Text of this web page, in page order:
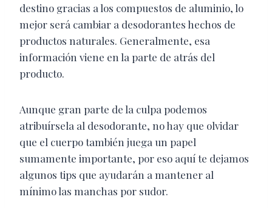
destino gracias a los compuestos de aluminio, lo
mejor será cambiar a desodorantes hechos de
productos naturales. Generalmente, esa
información viene en la parte de atrás del
producto.
Aunque gran parte de la culpa podemos
atribuírsela al desodorante, no hay que olvidar
que el cuerpo también juega un papel
sumamente importante, por eso aquí te dejamos
algunos tips que ayudarán a mantener al
mínimo las manchas por sudor.